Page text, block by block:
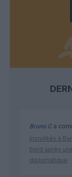
Bruno Ca
Incivilités à
bord après
diplomatique